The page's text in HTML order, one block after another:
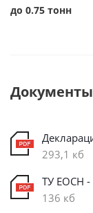
до 0.75 тонн
Документы
293,1 кб
ТУ ЕОСН -
136 кб